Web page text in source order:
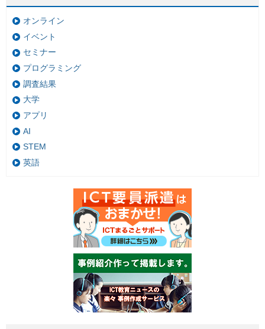
オンライン
イベント
セミナー
プログラミング
調査結果
大学
アプリ
AI
STEM
英語